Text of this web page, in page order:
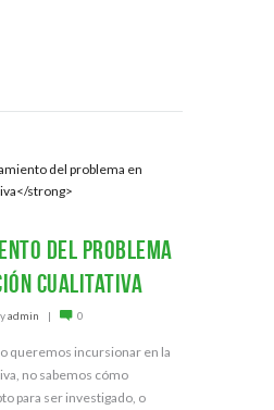
del problema
cualitativa
admin 0
queremos incursionar en la
no sabemos cómo
para ser investigado, o